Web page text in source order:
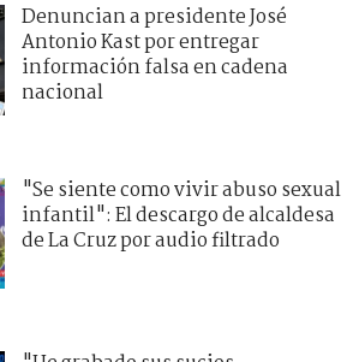
Denuncian a presidente José
Antonio Kast por entregar
información falsa en cadena
nacional
"Se siente como vivir abuso sexual
infantil": El descargo de alcaldesa
de La Cruz por audio filtrado